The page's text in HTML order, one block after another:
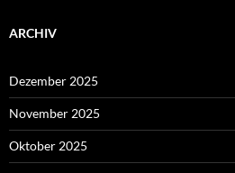
ARCHIV
Dezember 2025
November 2025
Oktober 2025